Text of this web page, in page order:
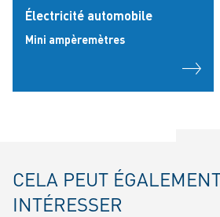
Électricité automobile
Mini ampèremètres
CELA PEUT
INTÉRESSER